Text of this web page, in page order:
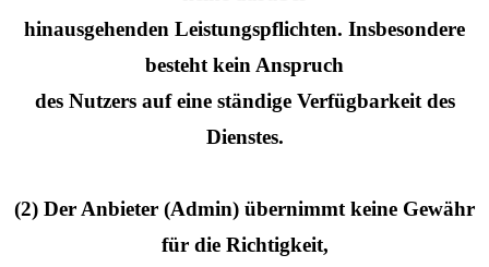
hinausgehenden Leistungspflichten. Insbesondere
besteht kein Anspruch
des Nutzers auf eine ständige Verfügbarkeit des
Dienstes.
(2) Der Anbieter (Admin) übernimmt keine Gewähr
für die Richtigkeit,